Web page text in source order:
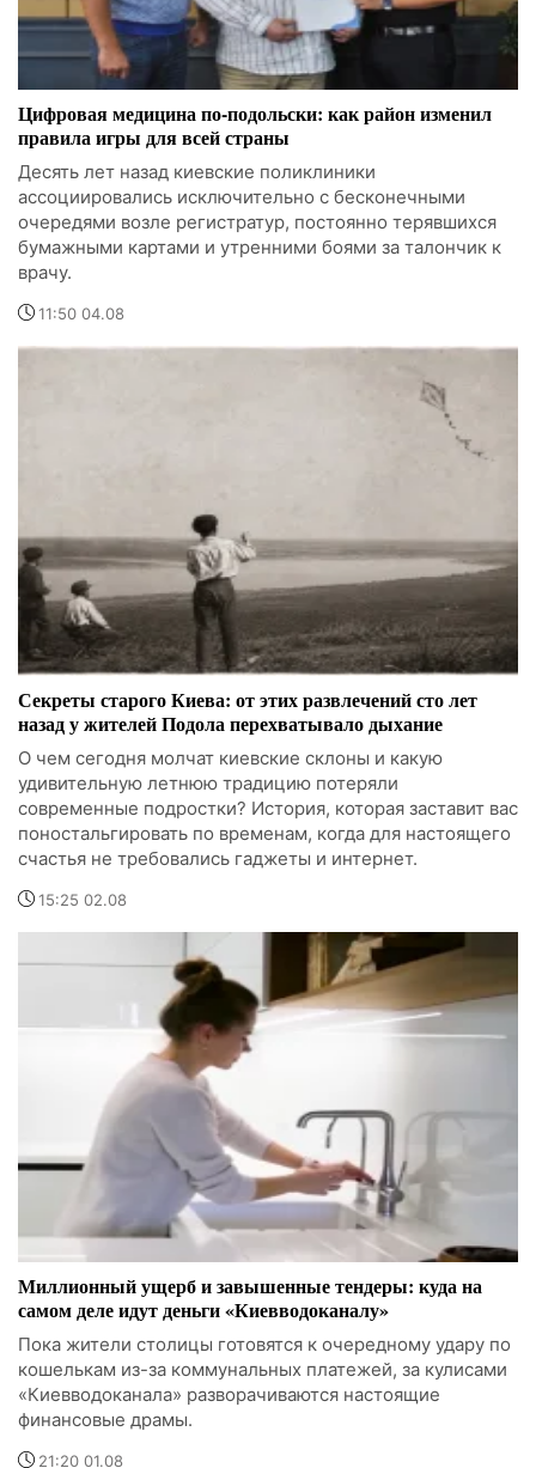
Цифровая медицина по-подольски: как район изменил
правила игры для всей страны
Десять лет назад киевские поликлиники
ассоциировались исключительно с бесконечными
очередями возле регистратур, постоянно терявшихся
бумажными картами и утренними боями за талончик к
врачу.
11:50 04.08
Секреты старого Киева: от этих развлечений сто лет
назад у жителей Подола перехватывало дыхание
О чем сегодня молчат киевские склоны и какую
удивительную летнюю традицию потеряли
современные подростки? История, которая заставит вас
поностальгировать по временам, когда для настоящего
счастья не требовались гаджеты и интернет.
15:25 02.08
Миллионный ущерб и завышенные тендеры: куда на
самом деле идут деньги «Киевводоканалу»
Пока жители столицы готовятся к очередному удару по
кошелькам из-за коммунальных платежей, за кулисами
«Киевводоканала» разворачиваются настоящие
финансовые драмы.
21:20 01.08